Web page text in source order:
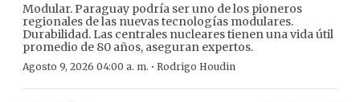
Modular. Paraguay podría ser uno de los pioneros
regionales de las nuevas tecnologías modulares.
Durabilidad. Las centrales nucleares tienen una vida útil
promedio de 80 años, aseguran expertos.
Agosto 9, 2026 04:00 a. m. · Rodrigo Houdin